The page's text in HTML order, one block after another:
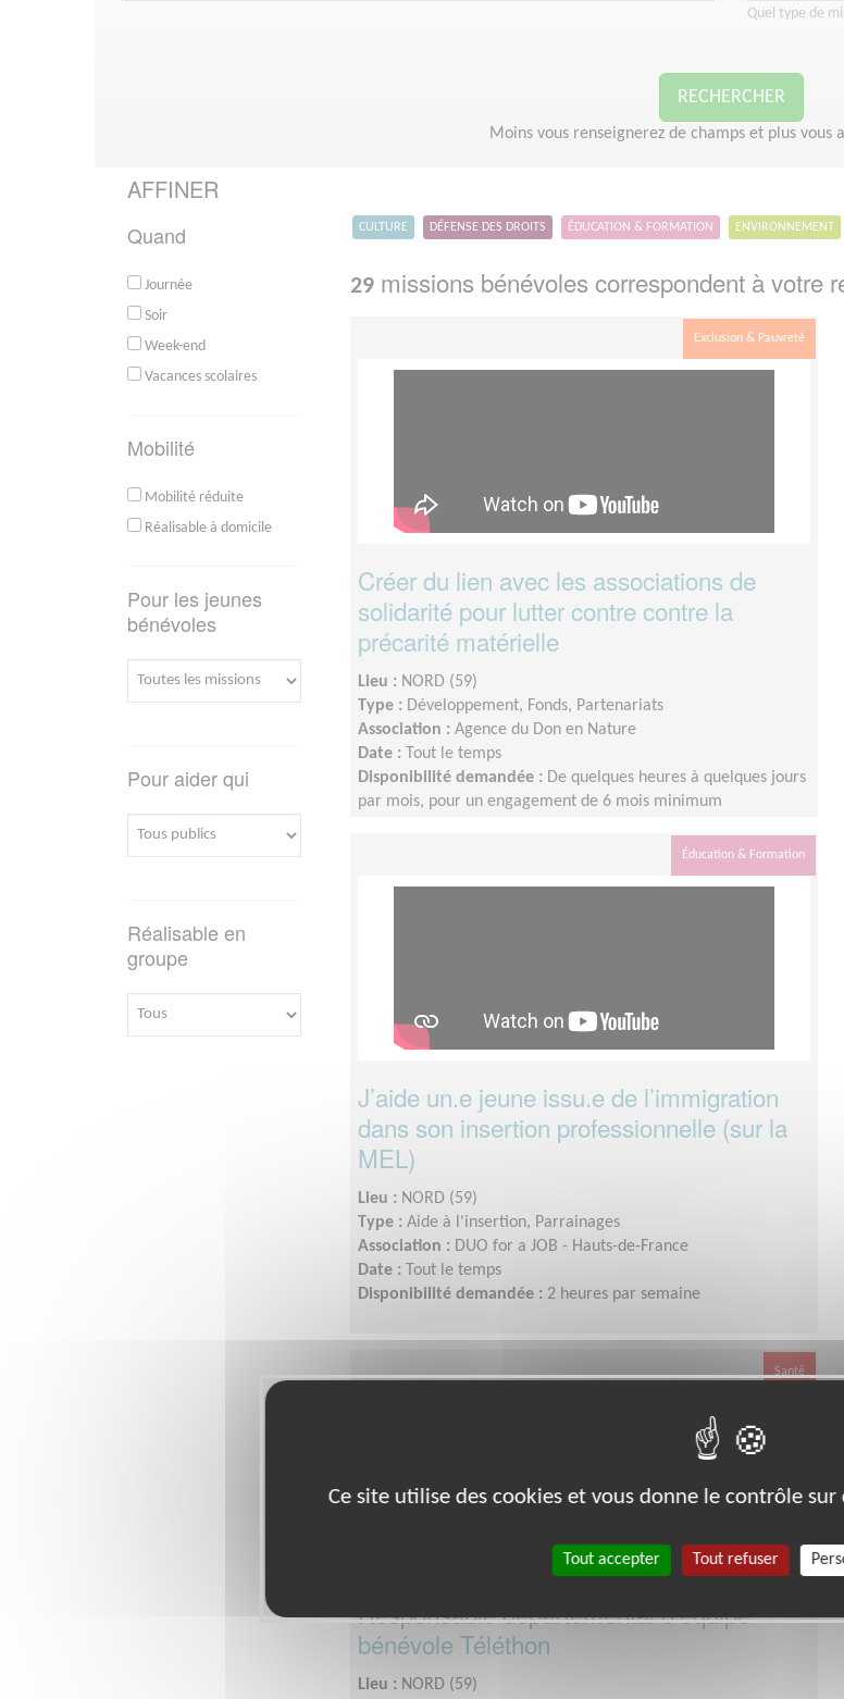
Quel type de
RECHERCHER
Moins vous renseignerez de champs et plus vous
AFFINER
Quand
Journée
Soir
Week-end
Vacances scolaires
Mobilité
Mobilité réduite
Réalisable à domicile
Pour les jeunes
bénévoles
Pour aider qui
Réalisable en
groupe
CULTURE DÉFENSE DES DROITS ÉDUCATION & FORMATION ENVIRONNEMENT
29 missions bénévoles correspondent à votre
Exclusion & Pauvreté
Créer du lien avec les associations de
solidarité pour lutter contre contre la
précarité matérielle
Lieu : NORD (59)
Type : Développement, Fonds, Partenariats
Association : Agence du Don en Nature
Date :
Tout le temps
Disponibilité demandée : De quelques heures à quelques jours
par mois, pour un engagement de 6 mois minimum
Éducation & Formation
J’aide un.e jeune issu.e de l’immigration
dans son insertion professionnelle (sur la
MEL)
Lieu : NORD (59)
Type : Aide à l'insertion, Parrainages
Association : DUO for a JOB - Hauts-de-France
Date :
Tout le temps
Disponibilité demandée : 2 heures par semaine
Santé
Responsable départemental d’équipe
bénévole Téléthon
Lieu : NORD (59)
Ce site utilise des cookies et vous donne le contrôle
Tout accepter Tout refuser